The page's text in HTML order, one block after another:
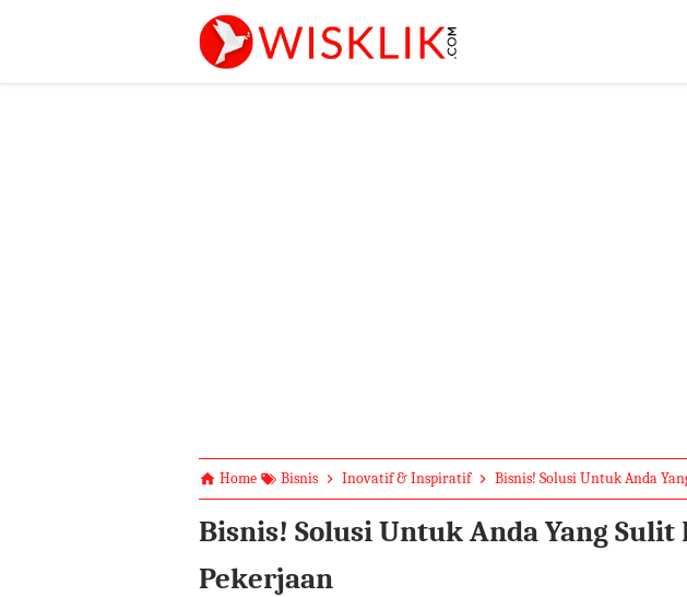
Home Bisnis Inovatif & Inspiratif Bisnis! Solusi Untuk Anda
Bisnis! Solusi Untuk Anda Yang Sulit
Pekerjaan